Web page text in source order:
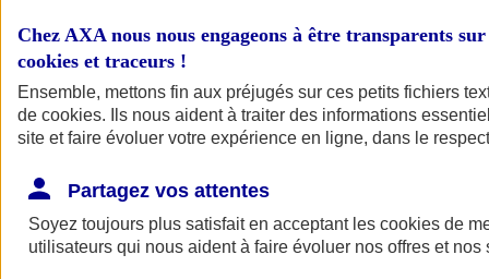
Chez AXA nous nous engageons à être transparents
cookies et traceurs !
Ensemble, mettons fin aux préjugés sur ces petits fichiers
de cookies. Ils nous aident à traiter des informations
site et faire évoluer votre expérience en ligne, dans le
Partagez vos attentes
Soyez toujours plus satisfait en acceptant les cookies de
utilisateurs qui nous aident à faire évoluer nos offres et nos